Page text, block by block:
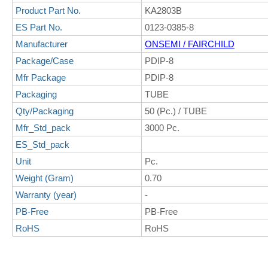
Product Part No.
KA2803B
ES Part No.
0123-0385-8
Manufacturer
ONSEMI / FAIRCHILD
Package/Case
PDIP-8
Mfr Package
PDIP-8
Packaging
TUBE
Qty/Packaging
50 (Pc.) / TUBE
Mfr_Std_pack
3000 Pc.
ES_Std_pack
Unit
Pc.
Weight (Gram)
0.70
Warranty (year)
-
PB-Free
PB-Free
RoHS
RoHS